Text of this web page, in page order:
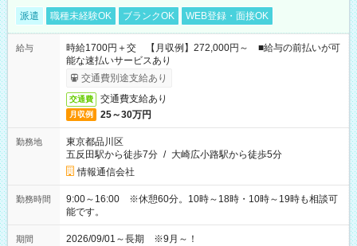
派遣 職種未経験OK ブランクOK WEB登録・面接OK
給与
時給1700円＋交 【月収例】272,000円～ ■給与の前払いが可
能な速払いサービスあり
交通費別途支給あり
交通費 交通費支給あり
月収例 25～30万円
勤務地
東京都品川区
五反田駅から徒歩7分 / 大崎広小路駅から徒歩5分
情報通信会社
勤務時間
9:00～16:00 ※休憩60分。10時～18時・10時～19時も相談可
能です。
期間 2026/09/01～長期 ※9月～！